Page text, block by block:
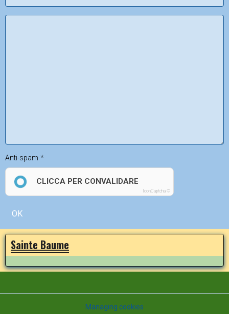
Anti-spam
CLICCA PER CONVALIDARE
IconCaptcha ©
OK
Sainte Baume
Managing cookies